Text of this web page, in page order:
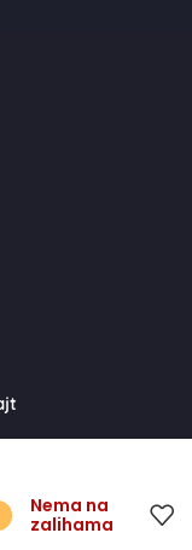
Nema na
zalihama